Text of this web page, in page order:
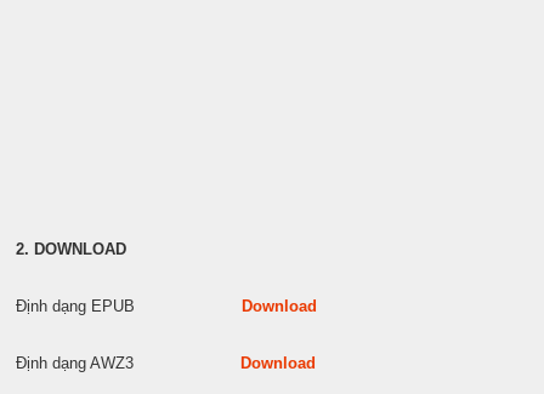
2. DOWNLOAD
Định dạng EPUB Download
Định dạng AWZ3 Download